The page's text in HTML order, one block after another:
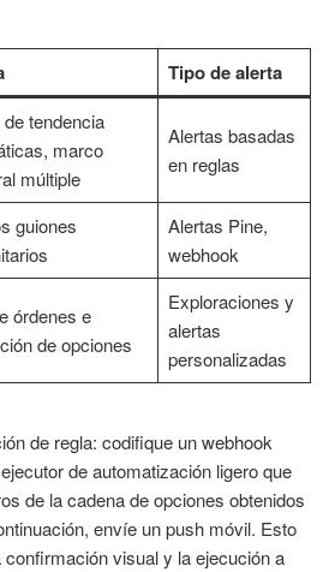
Tipo de alerta
tendencia
marco
múltiple
Alertas basadas
en reglas
guiones
Alertas Pine,
webhook
órdenes e
de opciones
Exploraciones y
alertas
personalizadas
de regla: codifique un webhook
de automatización ligero que
de la cadena de opciones obtenidos
envíe un push móvil. Esto
confirmación visual y la ejecución a